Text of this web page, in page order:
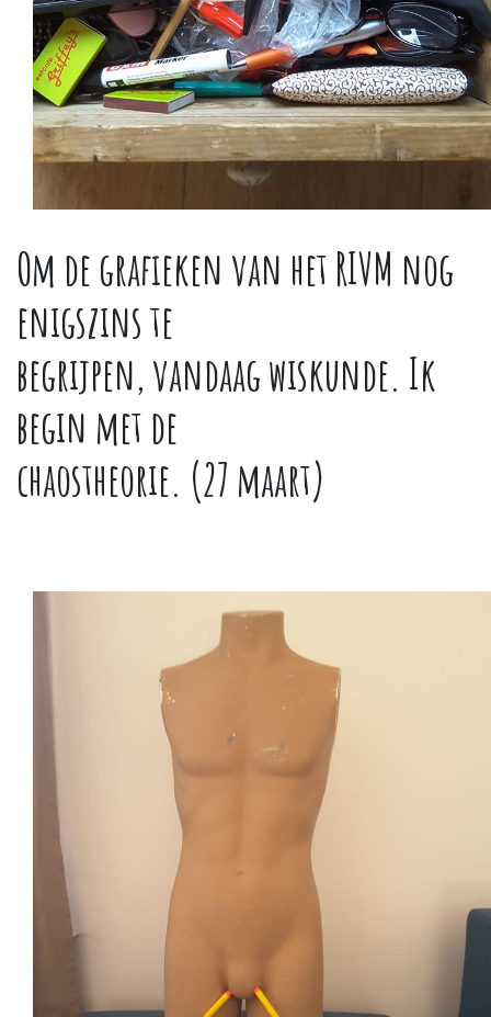
Om de grafieken van het RIVM nog
enigszins te
begrijpen, vandaag wiskunde. Ik
begin met de
chaostheorie. (27 maart)